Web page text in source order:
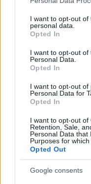
not limited to your visit
grant or deny consent
use your data for
consent section.
I want to opt-out
personal data.
Opted In
I want to opt-out of
Personal Data.
Opted In
I want to opt-out of
Personal Data for
Opted In
I want to opt-out of
Retention, Sale,
Personal Data that
Purposes for which
Opted Out
Google consents
krevní tlak a
Přidání kimči do
vám dodá důležité
některé klíčové
Snižuje krevní
Zlepšuje
onemocnění